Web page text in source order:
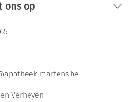
ons op
apotheek-martens.be
Verheyen